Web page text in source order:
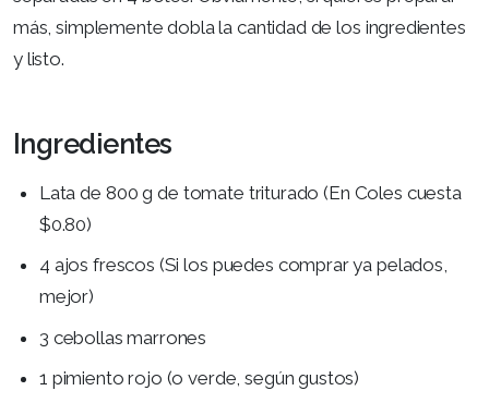
más, simplemente dobla la cantidad de los ingredientes
y listo.
Ingredientes
Lata de 800 g de tomate triturado (En Coles cuesta
$0.80)
4 ajos frescos (Si los puedes comprar ya pelados,
mejor)
3 cebollas marrones
1 pimiento rojo (o verde, según gustos)